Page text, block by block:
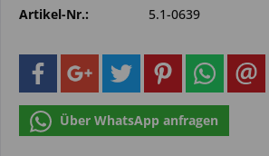
Artikel-Nr.: 5.1-0639
Über WhatsApp anfragen